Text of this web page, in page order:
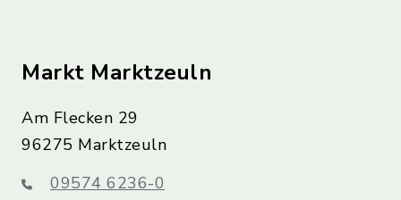
Markt Marktzeuln
Am Flecken 29
96275 Marktzeuln
09574 6236-0